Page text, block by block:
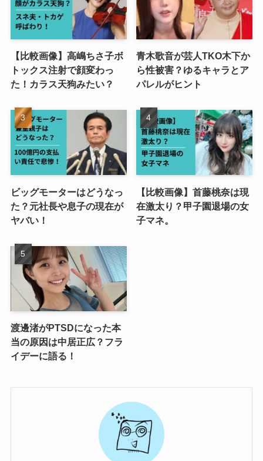
【比較画像】高嶋ちさ子ボ
トックス注射で顔変わっ
た！カラス天狗みたい？
青木歌音が芸人TKO木下か
ら性被害？ゆるキャラとア
パレルがヒント
ビッグモーターはどうなっ
た？元社長や息子の現在が
ヤバい！
【比較画像】首藤桃奈は現
在激太り？甲子園退場の女
子マネ。
渡邊渚がPTSDになった本
当の原因は中居正広？フラ
イデーに語る！